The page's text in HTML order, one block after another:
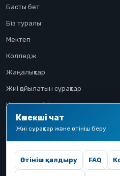
Басты бет
Біз туралы
Мектеп
Колледж
Жаңалықтар
Жиі қойылатын сұрақтар
Конкурстық іріктеу
Үміткер жолы
Көмекші чат
Жиі сұрақтар және өтініш беру
Өтініш қалдыру FAQ